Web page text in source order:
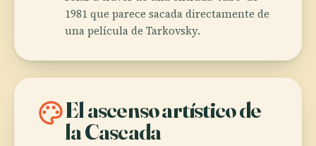
1981 que parece sacada directamente de
una película de Tarkovsky.
paletteEl ascenso artístico de
la Cascada